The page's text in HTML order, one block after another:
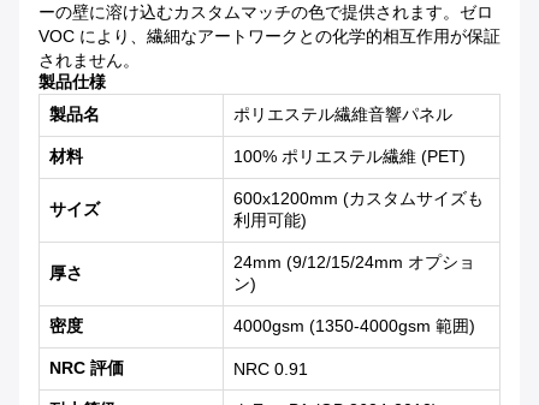
ーの壁に溶け込むカスタムマッチの色で提供されます。ゼロ
VOC により、繊細なアートワークとの化学的相互作用が保証
されません。
製品仕様
製品名
ポリエステル繊維音響パネル
材料 100% ポリエステル繊維 (PET)
サイズ
600x1200mm (カスタムサイズも
利用可能)
厚さ
24mm (9/12/15/24mm オプショ
ン)
密度 4000gsm (1350-4000gsm 範囲)
NRC 評価 NRC 0.91